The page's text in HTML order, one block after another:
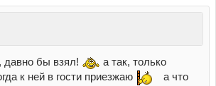
давно бы взял!
а так, только
к ней в гости приезжаю
а что